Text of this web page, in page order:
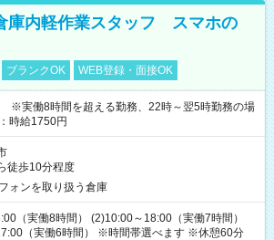
庫内軽作業スタッフ スマホの
ブランクOK WEB登録・面接OK
※実働8時間を超える勤務、22時～翌5時勤務の場
時給1750円
徒歩10分程度
ォンを取り扱う倉庫
（実働8時間） (2)10:00～18:00（実働7時間）
（実働6時間） ※時間帯選べます ※休憩60分